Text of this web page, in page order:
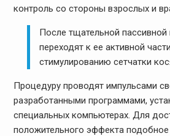
контроль со стороны взрослых и
После тщательной пассивной
переходят к ее активной
стимулированию сетчатки
Процедуру проводят импульсами
разработанными программами,
специальных компьютерах. Для
положительного эффекта